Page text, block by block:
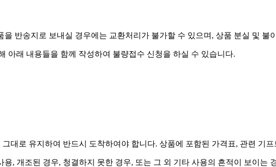
반송지로 보내실 경우에는 교환처리가 불가할 수 있으며, 상품 분실 및 불
아래 내용들을 함께 작성하여 불량접수 신청을 하실 수 있습니다.
대로 유지하여 반드시 도착하여야 합니다. 상품에 포함된 가격표, 관련 기
, 개조된 경우, 청결하지 못한 경우, 또는 그 외 기타 사용의 흔적이 보이는